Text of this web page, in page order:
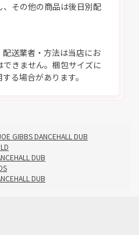
その他の商品は後日別配
送業者・方法は当店にお
きません。梱包サイズに
る場合があります。
GIBBS DANCEHALL DUB
DUB
DUB